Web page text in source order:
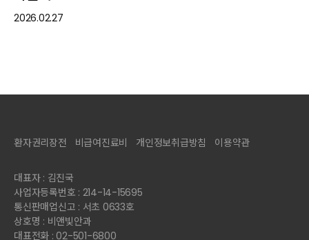
2026.02.27
환자권리장전 비급여진료비 개인정보취급방침 이용약관
대표자 : 김진국
사업자등록번호 : 214-14-15695
통신판매업신고 : 서초 0633호
상호명 : 비앤빛안과
대표전화 : 02-501-6800